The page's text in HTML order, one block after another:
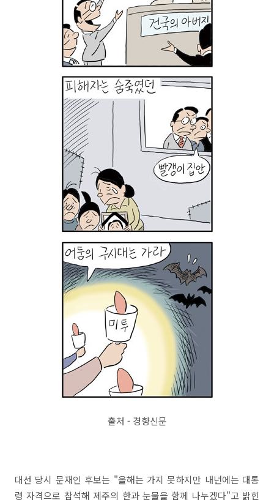
출처 - 경향신문
대선 당시 문재인 후보는 "올해는 가지 못하지만 내년에는 대통
령 자격으로 참석해 제주의 한과 눈물을 함께 나누겠다"고 밝힌